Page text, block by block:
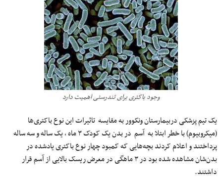
وجود باکتری برای تندرستی اهمیت دارد
یک تیم پزشکی دربیمارستان ونکوور به مقایسه تاثیرات این نوع باکتری‌ها
(میکروبیوم) با خطر ابتلا به آسم در بدن یک کودک ۳ ماه ، یک ساله و سه ساله
پرداختند و اعلام کردند بچه‌هایی که کمبود چهار نوع باکتری یادشده در
بدن‌شان مشاهده شده بود در ۳ ماهگی در معرض ریسک بالایی از آسم قرار
داشتند.